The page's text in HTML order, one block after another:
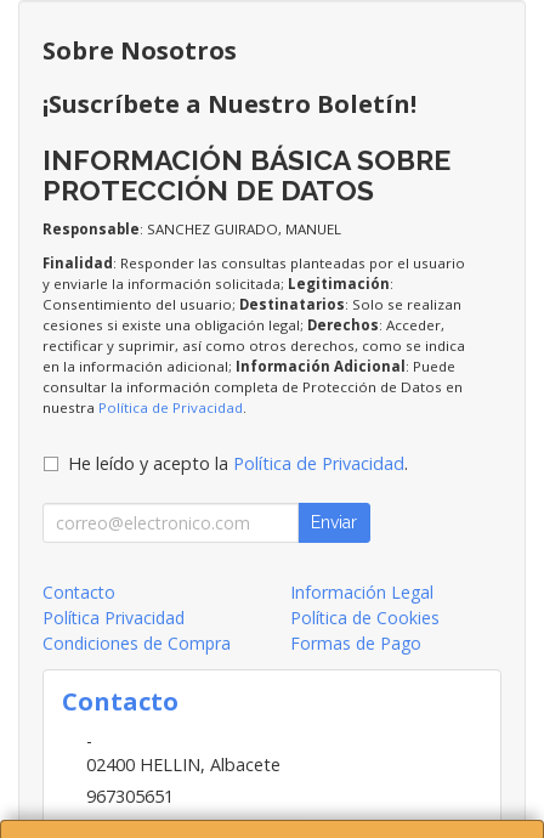
Sobre Nosotros
¡Suscríbete a Nuestro Boletín!
INFORMACIÓN BÁSICA SOBRE
PROTECCIÓN DE DATOS
Responsable: SANCHEZ GUIRADO, MANUEL
Finalidad: Responder las consultas planteadas por el usuario
y enviarle la información solicitada; Legitimación:
Consentimiento del usuario; Destinatarios: Solo se realizan
cesiones si existe una obligación legal; Derechos: Acceder,
rectificar y suprimir, así como otros derechos, como se indica
en la información adicional; Información Adicional: Puede
consultar la información completa de Protección de Datos en
nuestra Política de Privacidad
He leído y acepto la Política de Privacidad.
Enviar
Contacto
Información Legal
Política Privacidad
Política de Cookies
Condiciones de Compra
Formas de Pago
Contacto
-
02400 HELLIN, Albacete
967305651
INFO@HELLIN.COM